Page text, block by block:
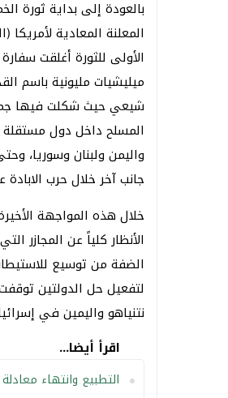
المعلنة المعادية
الأولى للثورة أغلقت
ميليشيات مليونية باسم
شيعي حيث شكلت فيها
المسلح داخل دول
واليمن ولبنان وسوريا،
جانب آخر خلال حرب
خلال هذه المواجهة
الأنظار كلياً عن المجازر
الضفة من توسيع
لتفعيل حل الدولتين
نتنياهو واليمين في
اقرأ أيضا...
التطبيع وانتهاء